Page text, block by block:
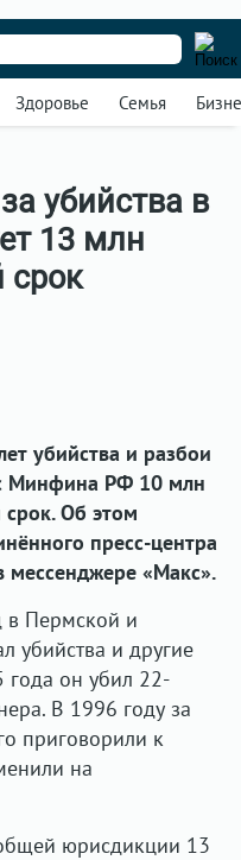
Здоровье Семья
убийства в
13 млн
срок
убийства и разбои
Минфина РФ 10 млн
Об этом
пресс-центра
мессенджере «Макс».
в Пермской и
убийства и другие
года он убил 22-
В 1996 году за
приговорили к
на
юрисдикции 13